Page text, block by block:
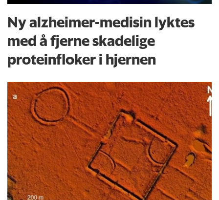
Ny alzheimer-medisin lyktes
med å fjerne skadelige
proteinfloker i hjernen